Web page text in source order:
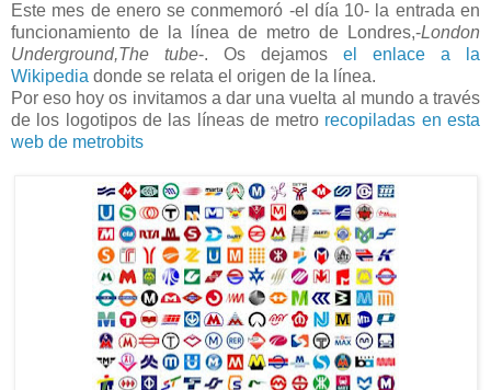
Este mes de enero se conmemoró -el día 10- la entrada en
funcionamiento de la línea de metro de Londres,-London
Underground,The tube-. Os dejamos el enlace a la
Wikipedia donde se relata el origen de la línea.
Por eso hoy os invitamos a dar una vuelta al mundo a través
de los logotipos de las líneas de metro recopiladas en esta
web de metrobits